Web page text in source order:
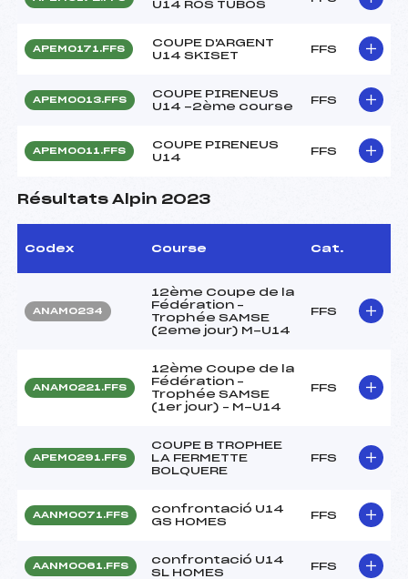
U14 ROS TUBOS
APEM0171.FFS
COUPE D'ARGENT
U14 SKISET
FFS
APEM0013.FFS
COUPE PIRENEUS
U14 -2ème course
FFS
APEM0011.FFS
COUPE PIRENEUS
U14
FFS
Résultats Alpin 2023
Codex Course Cat.
ANAM0234
12ème Coupe de la
Fédération –
Trophée SAMSE
(2eme jour) M-U14
FFS
ANAM0221.FFS
12ème Coupe de la
Fédération –
Trophée SAMSE
(1er jour) – M-U14
FFS
APEM0291.FFS
COUPE B TROPHEE
LA FERMETTE
BOLQUERE
FFS
AANM0071.FFS
confrontació U14
GS HOMES
FFS
AANM0061.FFS
confrontació U14
SL HOMES
FFS